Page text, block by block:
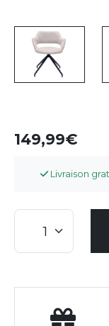
149,99
Livraison